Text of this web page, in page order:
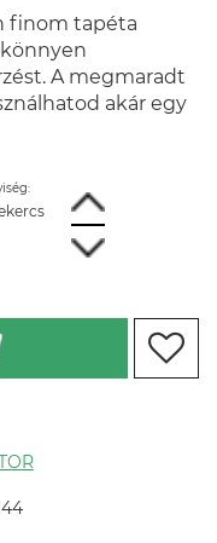
finom tapéta
A megmaradt
akár egy